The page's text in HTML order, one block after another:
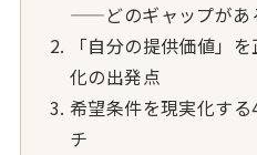
——どのギャップがあ
「自分の提供価値」
化の出発点
希望条件を現実化す
チ